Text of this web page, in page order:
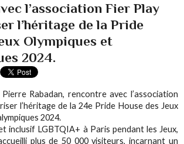
l’association Fier Play
l’héritage de la Pride
Olympiques et
2024.
Rabadan, rencontre avec l’association
l’héritage de la 24e Pride House des Jeux
2024.
inclusif LGBTQIA+ à Paris pendant les Jeux,
plus de 50 000 visiteurs, incarnant un